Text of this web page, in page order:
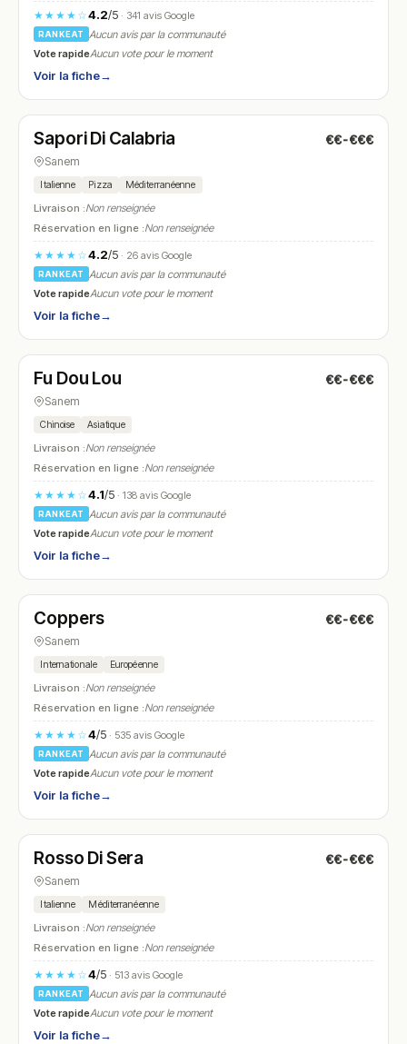
★★★★☆4.2/5· 341 avis Google
RANKEAT
Aucun avis par la communauté
Vote rapideAucun vote pour le moment
Voir la fiche→
N° 24
Sapori Di Calabria €€-€€€
Sanem
Italienne Pizza Méditerranéenne
Livraison :Non renseignée
Réservation en ligne :Non renseignée
★★★★☆4.2/5· 26 avis Google
RANKEAT
Aucun avis par la communauté
Vote rapideAucun vote pour le moment
Voir la fiche→
N° 25
Fu Dou Lou €€-€€€
Sanem
Chinoise Asiatique
Livraison :Non renseignée
Réservation en ligne :Non renseignée
★★★★☆4.1/5· 138 avis Google
RANKEAT
Aucun avis par la communauté
Vote rapideAucun vote pour le moment
Voir la fiche→
N° 26
Coppers €€-€€€
Sanem
Internationale Européenne
Livraison :Non renseignée
Réservation en ligne :Non renseignée
★★★★☆4/5· 535 avis Google
RANKEAT
Aucun avis par la communauté
Vote rapideAucun vote pour le moment
Voir la fiche→
N° 27
Rosso Di Sera €€-€€€
Sanem
Italienne Méditerranéenne
Livraison :Non renseignée
Réservation en ligne :Non renseignée
★★★★☆4/5· 513 avis Google
RANKEAT
Aucun avis par la communauté
Vote rapideAucun vote pour le moment
Voir la fiche→